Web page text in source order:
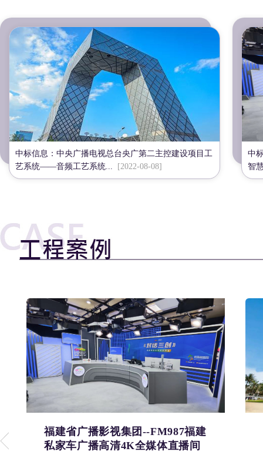
中标信息：中央广播电视总台央广第二主控建设项目工
艺系统——音频工艺系统...
[2022-08-08]
中
智
福建省广播影视集团--FM987福建
私家车广播高清4K全媒体直播间